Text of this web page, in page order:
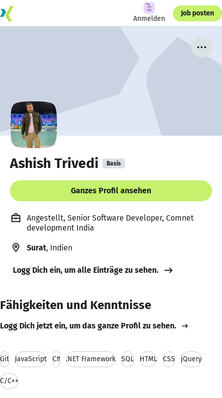
Anmelden
Job posten
Ashish Trivedi Basis
Ganzes Profil ansehen
Angestellt, Senior Software Developer, Comnet
development India
Surat, Indien
Logg Dich ein, um alle Einträge zu sehen.
Fähigkeiten und Kenntnisse
Logg Dich jetzt ein, um das ganze Profil zu sehen.
Git JavaScript C# .NET Framework SQL HTML CSS jQuery
C/C++